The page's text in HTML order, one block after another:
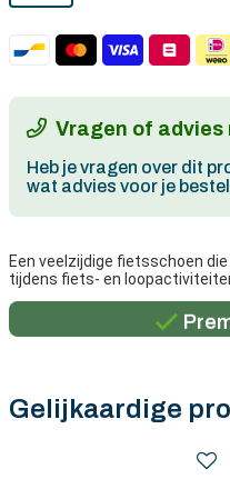
Vragen of advies
Heb je vragen over dit
wat advies voor je
Een veelzijdige fietsschoen
tijdens fiets- en
Gratis
Gelijkaardige